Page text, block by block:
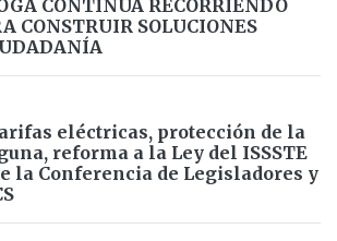
CONTINÚA RECORRIENDO
CONSTRUIR SOLUCIONES
eléctricas, protección de la
reforma a la Ley del ISSSTE
la Conferencia de Legisladores y